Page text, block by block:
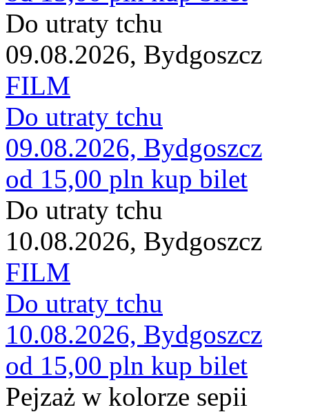
Do utraty tchu
09.08.2026, Bydgoszcz
FILM
Do utraty tchu
09.08.2026, Bydgoszcz
od 15,00 pln kup bilet
Do utraty tchu
10.08.2026, Bydgoszcz
FILM
Do utraty tchu
10.08.2026, Bydgoszcz
od 15,00 pln kup bilet
Pejzaż w kolorze sepii